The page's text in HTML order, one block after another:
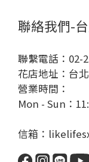
聯絡我們-
聯繫電話：02-
花店地址：台
營業時間：
Mon - Sun：
信箱：